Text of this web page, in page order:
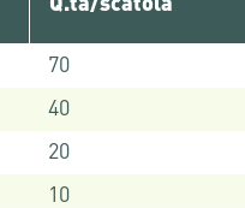
Q.tà/scatola
70
40
20
10